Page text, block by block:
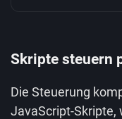
Skripte steuern
Die Steuerung
JavaScript-Skripte,